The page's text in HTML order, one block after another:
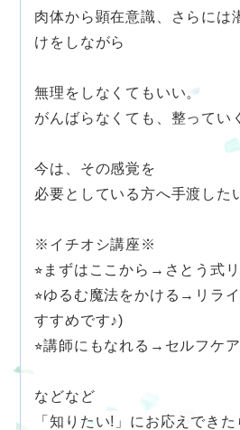
肉体から顕在意識、さらには
けをしながら
無理をしなくてもいい。
がんばらなくても、整ってい
今は、その感覚を
必要としている方へ手渡した
※イチオシ講座※
⭐︎まずはここから→さとう式
⭐︎ゆるむ魔法をかける→リラ
すすめです♪)
⭐︎講師にもなれる→セルフケ
などなど
「知りたい!」にお応えできた